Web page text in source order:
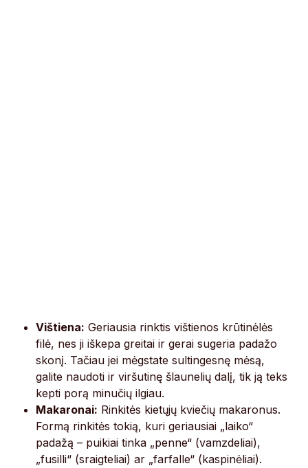
Vištiena: Geriausia rinktis vištienos krūtinėlės
filė, nes ji iškepa greitai ir gerai sugeria padažo
skonį. Tačiau jei mėgstate sultingesnę mėsą,
galite naudoti ir viršutinę šlaunelių dalį, tik ją teks
kepti porą minučių ilgiau.
Makaronai: Rinkitės kietųjų kviečių makaronus.
Formą rinkitės tokią, kuri geriausiai „laiko“
padažą – puikiai tinka „penne“ (vamzdeliai),
„fusilli“ (sraigteliai) ar „farfalle“ (kaspinėliai).